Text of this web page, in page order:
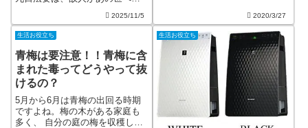
て喪主を務める方や、法要に参
列するのが初めてという方も多
く、「何を準備すればいい
の？」「忘れ物をしたらどうし
よう」と不安を感じる...
2025/11/5 2020/3/27
生活お役立ち
青梅は要注意！！青梅に含
まれた毒ってどうやって抜
けるの？
5月から6月は青梅の出回る時期
ですよね。梅の木がある家庭も
多く、 自分の庭の梅を収穫して
生活お役立ち